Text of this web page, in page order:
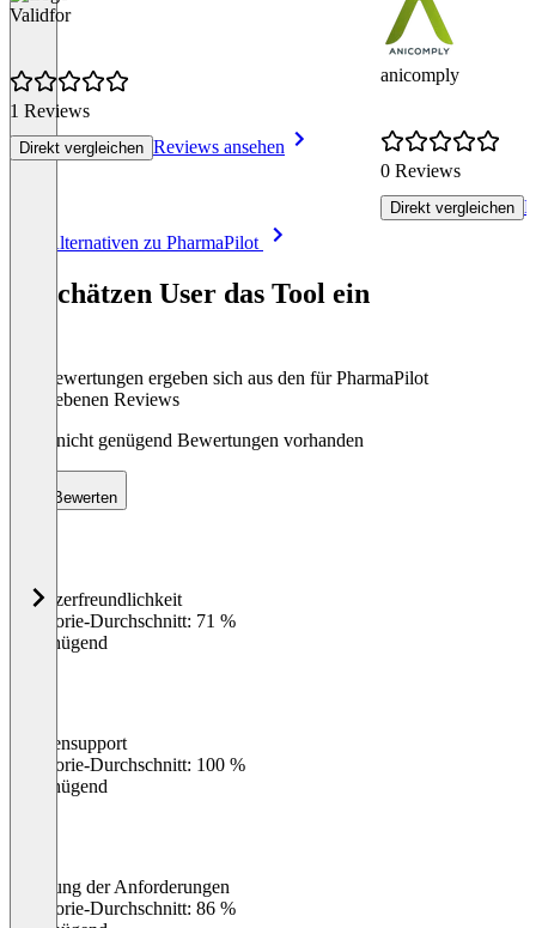
Validfor
1 Reviews
Direkt vergleichen Reviews ansehen
anicomply
0 Reviews
Direkt vergleichen
Alle Alternativen zu PharmaPilot
So schätzen User das Tool ein
Die Bewertungen ergeben sich aus den für PharmaPilot
abgegebenen Reviews
Noch nicht genügend Bewertungen vorhanden
Bewerten
%
Benutzerfreundlichkeit
Kategorie-Durchschnitt: 71 %
Ungenügend
Kundensupport
Kategorie-Durchschnitt: 100 %
Ungenügend
Erfüllung der Anforderungen
Kategorie-Durchschnitt: 86 %